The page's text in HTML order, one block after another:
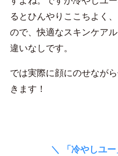
るとひんやりここちよく
ので、快適なスキンケア
違いなしです。
では実際に顔にのせなが
きます！
＼ 「冷やしユ